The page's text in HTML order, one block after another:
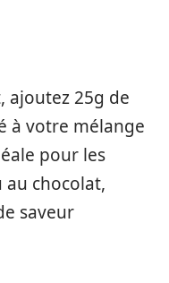
ajoutez 25g de
à votre mélange
pour les
chocolat,
saveur